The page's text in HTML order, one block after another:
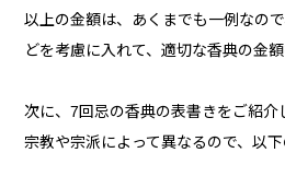
以上の金額は、あくまでも一例なの
どを考慮に入れて、適切な香典の金額
次に、7回忌の香典の表書きをご紹介
宗教や宗派によって異なるので、以下